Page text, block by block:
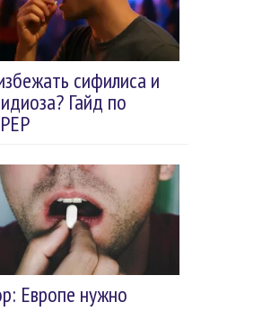
сифилиса и
Гайд по
Европе нужно